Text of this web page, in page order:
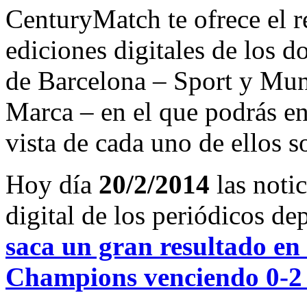
CenturyMatch te ofrece el
ediciones digitales de los
de Barcelona – Sport y
Marca – en el que podrás
vista de cada uno de ellos
Hoy día 20/2/2014 las
digital de los periódicos
saca un gran resultado
Champions venciendo 0-